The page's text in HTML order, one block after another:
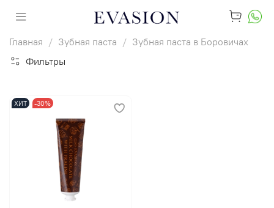
Главная Зубная паста
Зубная паста в Боровичах
Фильтры
ХИТ -30%